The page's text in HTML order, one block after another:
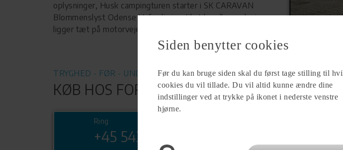
oplysninger, Husk campingturen starter i SK CARAVAN
Blommenslyst Odense V. fordi vi er til at handle med, vi
ligger tæt på motorvejen.
TRYGHED - FØR - UNDER - EFTER
KØB HOS FORHANDLER
Ring
+45 54348888
Forhandler
SK Caravan
Ubberudvej 121
Siden benytter cookies
Før du kan bruge siden skal du først tage stilling til
cookies du vil tillade. Du vil altid kunne ændre dine
indstillinger ved at trykke på ikonet i nederste venstre
hjørne.